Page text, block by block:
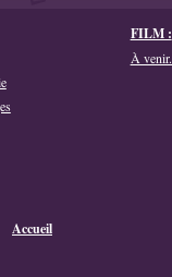
FILM :
À
Accueil